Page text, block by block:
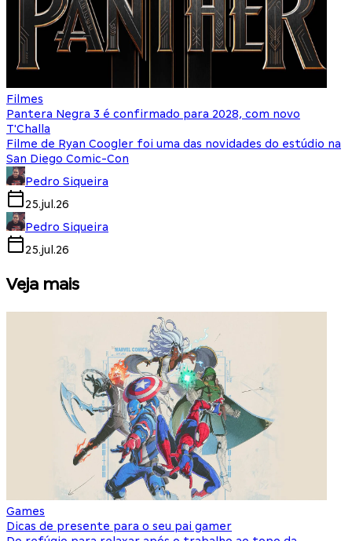
Filmes
Pantera Negra 3 é confirmado para 2028, com novo
T'Challa
Filme de Ryan Coogler foi uma das novidades do estúdio na
San Diego Comic-Con
Pedro Siqueira
25.jul.26
Pedro Siqueira
25.jul.26
Veja mais
Games
Dicas de presente para o seu pai gamer